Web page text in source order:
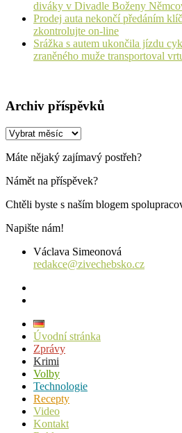
diváky v Divadle Boženy
Prodej auta nekončí předáním
zkontrolujte on-line
Srážka s autem ukončila jízdu
zraněného muže transportoval
Archiv příspěvků
Archiv
Máte nějaký zajímavý postřeh?
Námět na příspěvek?
Chtěli byste s naším blogem
Napište nám!
Václava Simeonová
redakce@zivechebsko.cz
Úvodní stránka
Zprávy
Krimi
Volby
Technologie
Recepty
Video
Kontakt